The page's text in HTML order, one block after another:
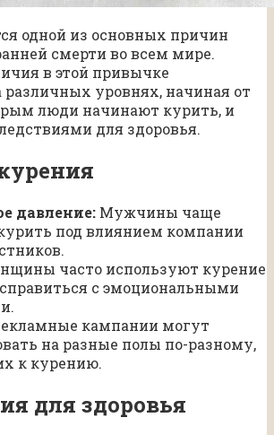
одной из основных причин
смерти во всем мире.
в этой привычке
различных уровнях, начиная от
люди начинают курить, и
для здоровья.
давление: Мужчины чаще
под влиянием компании
часто используют курение
справиться с эмоциональными
кампании могут
на разные полы по-разному,
к курению.
для здоровья